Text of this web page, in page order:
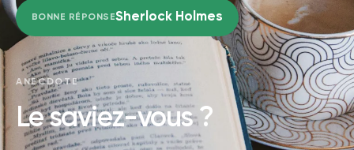
BONNE RÉPONSESherlock Holmes
ANECDOTE
Le saviez-vous ?